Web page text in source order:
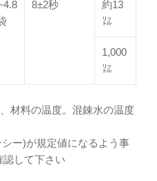
8±2秒
約13
㍑
1,000
㍑
材料の温度。混錬水の温度
ー)が規定値になるよう事
して下さい